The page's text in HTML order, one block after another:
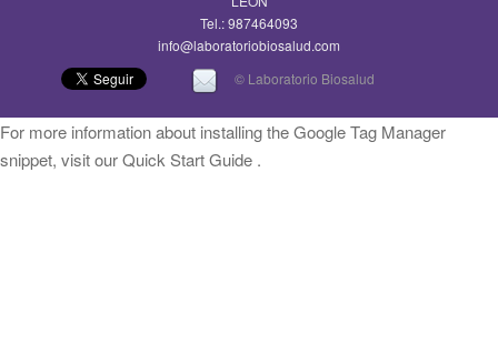
Tel.: 987464093
info@laboratoriobiosalud.com
© Laboratorio Biosalud
For more information about installing the Google Tag Manager
snippet, visit our Quick Start Guide .